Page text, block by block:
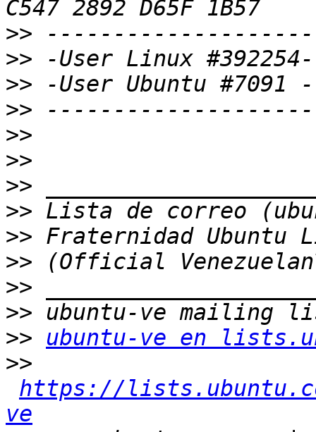
>>
>>
>>
>>
>>
>>
>>
>>
>>
>>
>>
>>
>>
ubuntu-ve en
>>
https://
ve